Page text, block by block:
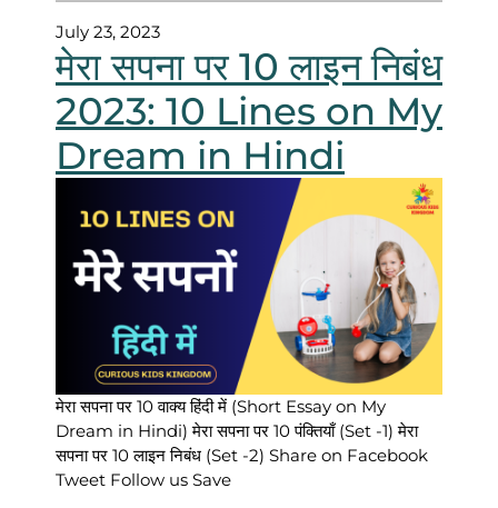
July 23, 2023
मेरा सपना पर 10 लाइन निबंध
2023: 10 Lines on My
Dream in Hindi
मेरा सपना पर 10 वाक्य हिंदी में (Short Essay on My
Dream in Hindi) मेरा सपना पर 10 पंक्तियाँ (Set -1) मेरा
सपना पर 10 लाइन निबंध (Set -2) Share on Facebook
Tweet Follow us Save